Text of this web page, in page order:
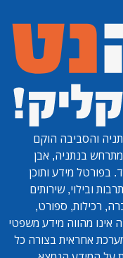
והסביבה הוקם
בנתניה, אבן
בפורטל מידע ותוכן
ובילוי, שירותים
רכילות, ספורט,
אינו מהווה מידע משפטי
אחראית בצורה כל